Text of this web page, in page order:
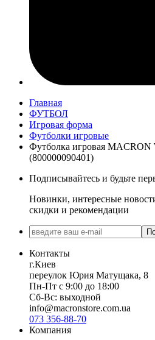
Главная
ФУТБОЛ
Игровая форма
Футболки игровые
Футболка игровая
(800000090401)
Подписывайтесь и будьте
Новинки, интересные
скидки и рекомендации
Контакты
г.Киев
переулок Юрия Матущака, 8
Пн-Пт с 9:00 до 18:00
Сб-Вс: выходной
info@macronstore.com.ua
073 356-88-70
Компания